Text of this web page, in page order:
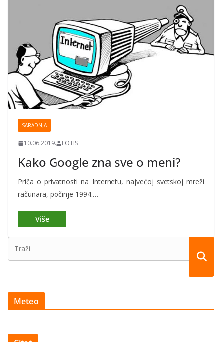
SARADNJA
10.06.2019. LOTIS
Kako Google zna sve o meni?
Priča o privatnosti na Internetu, najvećoj svetskoj mreži
računara, počinje 1994.…
Meteo